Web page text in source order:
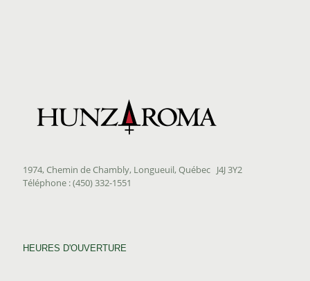
1974, Chemin de Chambly, Longueuil, Québec J4J 3Y2
Téléphone : (450) 332-1551
HEURES D'OUVERTURE